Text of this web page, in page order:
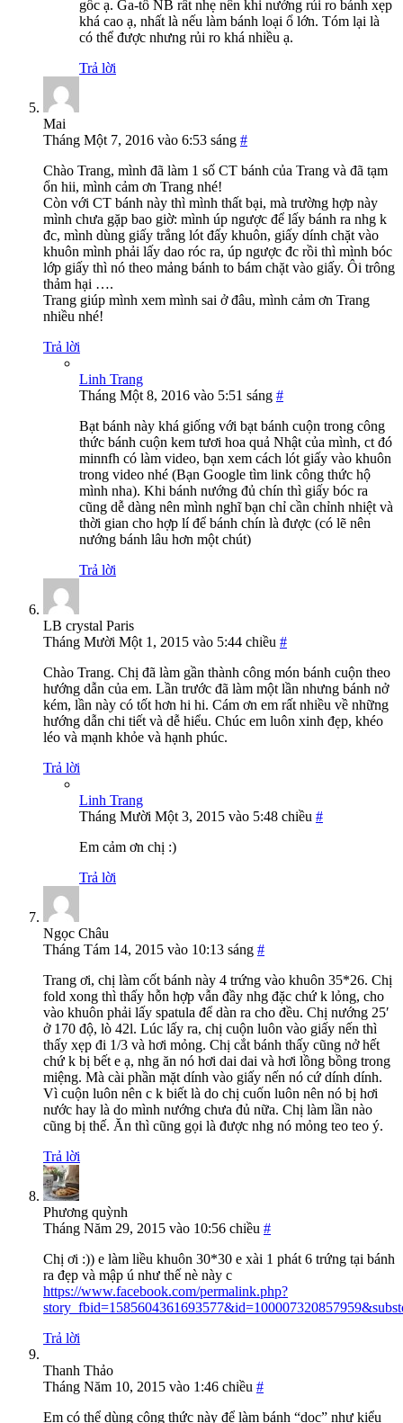
gốc ạ. Ga-tô NB rất nhẹ nên khi nướng rủi ro bánh xẹp
khá cao ạ, nhất là nếu làm bánh loại ổ lớn. Tóm lại là
có thể được nhưng rủi ro khá nhiều ạ.
Trả lời
Mai
Tháng Một 7, 2016 vào 6:53 sáng #
Chào Trang, mình đã làm 1 số CT bánh của Trang và đã tạm
ổn hii, mình cảm ơn Trang nhé!
Còn với CT bánh này thì mình thất bại, mà trường hợp này
mình chưa gặp bao giờ: mình úp ngược để lấy bánh ra nhg k
đc, mình dùng giấy trắng lót đấy khuôn, giấy dính chặt vào
khuôn mình phải lấy dao róc ra, úp ngược đc rồi thì mình bóc
lớp giấy thì nó theo mảng bánh to bám chặt vào giấy. Ôi trông
thảm hại ….
Trang giúp mình xem mình sai ở đâu, mình cảm ơn Trang
nhiều nhé!
Trả lời
Linh Trang
Tháng Một 8, 2016 vào 5:51 sáng #
Bạt bánh này khá giống với bạt bánh cuộn trong công
thức bánh cuộn kem tươi hoa quả Nhật của mình, ct đó
minnfh có làm video, bạn xem cách lót giấy vào khuôn
trong video nhé (Bạn Google tìm link công thức hộ
mình nha). Khi bánh nướng đủ chín thì giấy bóc ra
cũng dễ dàng nên mình nghĩ bạn chỉ cần chỉnh nhiệt và
thời gian cho hợp lí để bánh chín là được (có lẽ nên
nướng bánh lâu hơn một chút)
Trả lời
LB crystal Paris
Tháng Mười Một 1, 2015 vào 5:44 chiều #
Chào Trang. Chị đã làm gần thành công món bánh cuộn theo
hướng dẫn của em. Lần trước đã làm một lần nhưng bánh nở
kém, lần này có tốt hơn hi hi. Cám ơn em rất nhiều về những
hướng dẫn chi tiết và dễ hiểu. Chúc em luôn xinh đẹp, khéo
léo và mạnh khỏe và hạnh phúc.
Trả lời
Linh Trang
Tháng Mười Một 3, 2015 vào 5:48 chiều #
Em cảm ơn chị :)
Trả lời
Ngọc Châu
Tháng Tám 14, 2015 vào 10:13 sáng #
Trang ơi, chị làm cốt bánh này 4 trứng vào khuôn 35*26. Chị
fold xong thì thấy hỗn hợp vẫn đầy nhg đặc chứ k lỏng, cho
vào khuôn phải lấy spatula để dàn ra cho đều. Chị nướng 25′
ở 170 độ, lò 42l. Lúc lấy ra, chị cuộn luôn vào giấy nến thì
thấy xẹp đi 1/3 và hơi mỏng. Chị cắt bánh thấy cũng nở hết
chứ k bị bết e ạ, nhg ăn nó hơi dai dai và hơi lồng bồng trong
miệng. Mà cài phần mặt dính vào giấy nến nó cứ dính dính.
Vì cuộn luôn nên c k biết là do chị cuốn luôn nên nó bị hơi
nước hay là do mình nướng chưa đủ nữa. Chị làm lần nào
cũng bị thế. Ăn thì cũng gọi là được nhg nó mỏng teo teo ý.
Trả lời
Phương quỳnh
Tháng Năm 29, 2015 vào 10:56 chiều #
Chị ơi :)) e làm liều khuôn 30*30 e xài 1 phát 6 trứng tại bánh
ra đẹp và mập ú như thế nè này c
https://www.facebook.com/permalink.php?
Trả lời
Thanh Thảo
Tháng Năm 10, 2015 vào 1:46 chiều #
Em có thể dùng công thức này để làm bánh “dọc” như kiểu